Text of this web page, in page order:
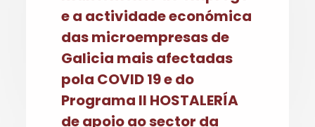
e a actividade económica
das microempresas de
Galicia mais afectadas
pola COVID 19 e do
Programa II HOSTALERÍA
de apoio ao sector da